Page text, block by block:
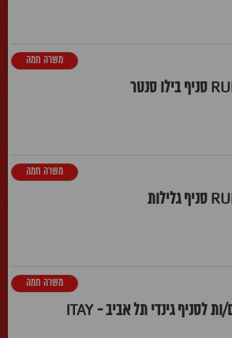
משרה חמה
משרה חמה
מוכרנים/ות ואחמ"שים/ות לסניף גינדי תל אביב - ITAY
משרה חמה